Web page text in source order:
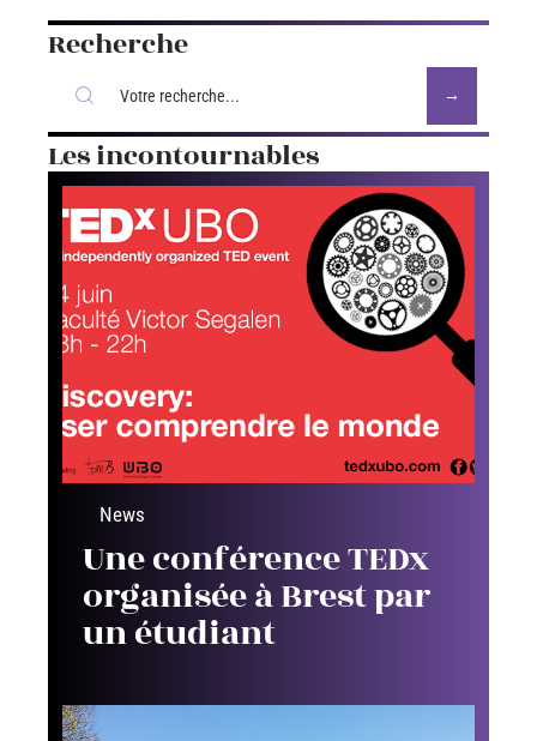
Recherche
Les incontournables
News
Une conférence TEDx
organisée à Brest par
un étudiant